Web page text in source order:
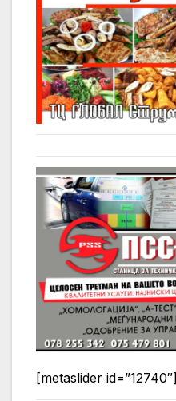
[metaslider id=”12740″]